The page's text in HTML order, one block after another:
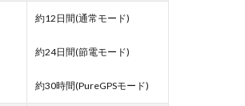
約12日間(通常モード)
約24日間(節電モード)
約30時間(PureGPSモード)